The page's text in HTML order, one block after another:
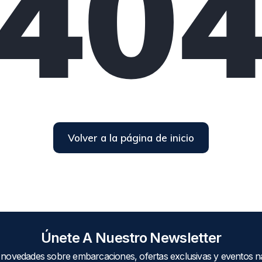
Volver a la página de inicio
Únete A Nuestro Newsletter
sobre embarcaciones, ofertas exclusivas y eventos